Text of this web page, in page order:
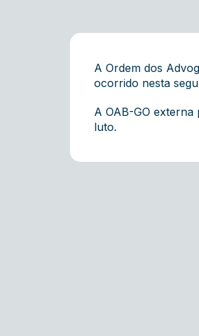
A Ordem dos
ocorrido nesta
A OAB-GO
luto.